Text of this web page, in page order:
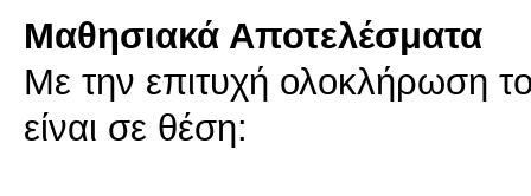
Μαθησιακά Αποτελέσματα
Με την επιτυχή ολοκλήρωση
είναι σε θέση: